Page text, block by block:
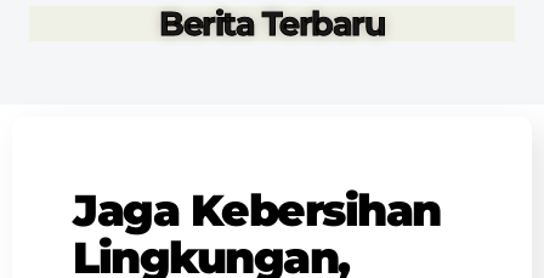
Berita Terbaru
Jaga Kebersihan
Lingkungan,